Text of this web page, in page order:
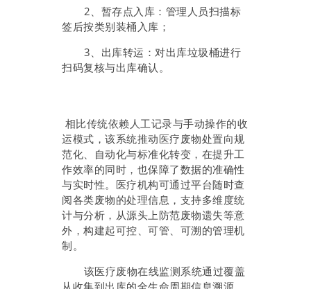
2、暂存点入库：管理人员扫描标
签后按类别装桶入库；
3、出库转运：对出库垃圾桶进行
扫码复核与出库确认。
相比传统依赖人工记录与手动操作的收
运模式，该系统推动医疗废物处置向规
范化、自动化与标准化转变，在提升工
作效率的同时，也保障了数据的准确性
与实时性。医疗机构可通过平台随时查
阅各类废物的处理信息，支持多维度统
计与分析，从源头上防范废物遗失等意
外，构建起可控、可管、可溯的管理机
制。
该医疗废物在线监测系统通过覆盖
从收集到出库的全生命周期信息溯源，